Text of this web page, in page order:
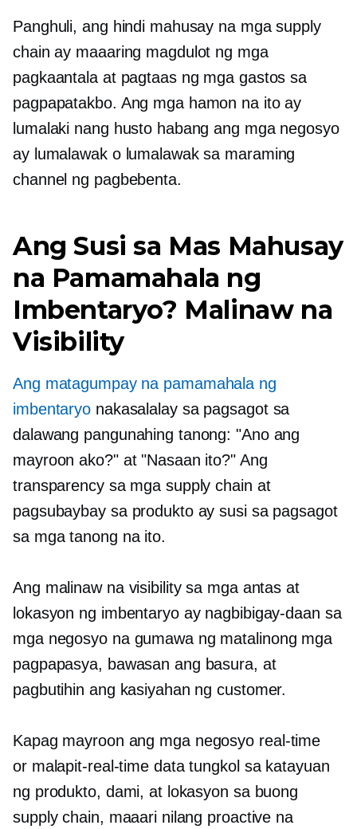
Panghuli, ang hindi mahusay na mga supply
chain ay maaaring magdulot ng mga
pagkaantala at pagtaas ng mga gastos sa
pagpapatakbo. Ang mga hamon na ito ay
lumalaki nang husto habang ang mga negosyo
ay lumalawak o lumalawak sa maraming
channel ng pagbebenta.
Ang Susi sa Mas Mahusay
na Pamamahala ng
Imbentaryo? Malinaw na
Visibility
Ang matagumpay na pamamahala ng
imbentaryo nakasalalay sa pagsagot sa
dalawang pangunahing tanong: "Ano ang
mayroon ako?" at "Nasaan ito?" Ang
transparency sa mga supply chain at
pagsubaybay sa produkto ay susi sa pagsagot
sa mga tanong na ito.
Ang malinaw na visibility sa mga antas at
lokasyon ng imbentaryo ay nagbibigay-daan sa
mga negosyo na gumawa ng matalinong mga
pagpapasya, bawasan ang basura, at
pagbutihin ang kasiyahan ng customer.
Kapag mayroon ang mga negosyo real-time
or malapit-real-time data tungkol sa katayuan
ng produkto, dami, at lokasyon sa buong
supply chain, maaari nilang proactive na